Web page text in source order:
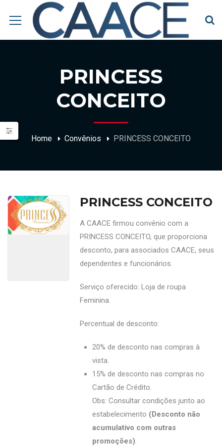
PRINCESS
CONCEITO
Home Convênios PRINCESS CONCEITO
PRINCESS CONCEITO
A CAACE firmou convênio com a
PRINCESS CONCEITO, que proporciona
desconto, para associados CAACE, seus
dependentes e funcionários.
Serviço oferecido: Loja de roupa
Feminina.
Percentual de desconto:
20% de desconto nas compras à
vista.
15% de desconto nas compras no
Cartão de Crédito.
Obs: Consultar condições junto ao
estabelecimento (Desconto não
acumulativo com outras
promoções).